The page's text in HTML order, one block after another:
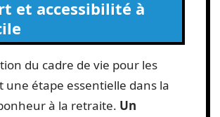
et accessibilité à
du cadre de vie pour les
une étape essentielle dans la
à la retraite. Un